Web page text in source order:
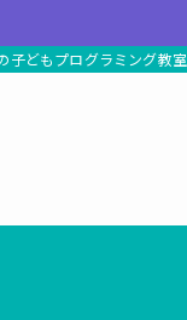
子どもプログラミング教室